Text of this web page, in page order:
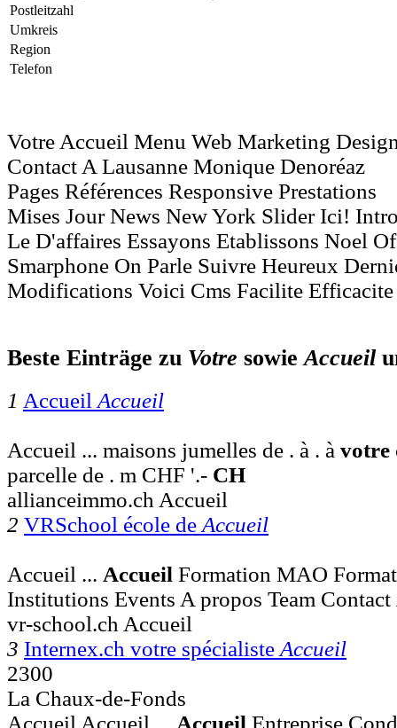
Postleitzahl
Umkreis
Region
Telefon
Votre Accueil Menu Web Marketing
Contact A Lausanne Monique Denoréaz
Pages Références Responsive Prestations
Mises Jour News New York Slider Ici!
Le D'affaires Essayons Etablissons Noel
Smarphone On Parle Suivre Heureux
Modifications Voici Cms Facilite Efficacite
Beste Einträge zu Votre sowieAccueil
1 Accueil Accueil
Accueil ... maisons jumelles de . à . à votre
parcelle de . m CHF '.- CH
allianceimmo.ch Accueil
2 VRSchool école de Accueil
Accueil ... Accueil Formation MAO
Institutions Events A propos Team Contact
vr-school.ch Accueil
3 Internex.ch votre spécialiste Accueil
2300
La Chaux-de-Fonds
Accueil Accueil ... Accueil Entreprise